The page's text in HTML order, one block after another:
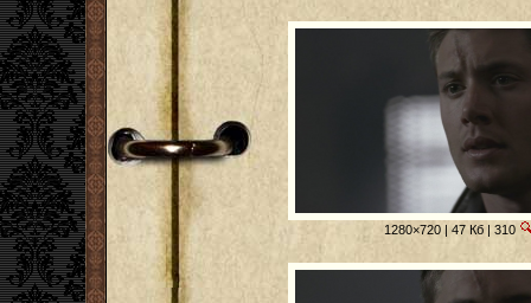
1280×720 | 47 Кб | 310